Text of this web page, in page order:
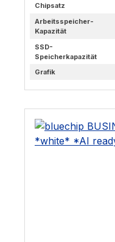
Chipsatz
Arbeitsspeicher-
Kapazität
SSD-
Speicherkapazität
Grafik